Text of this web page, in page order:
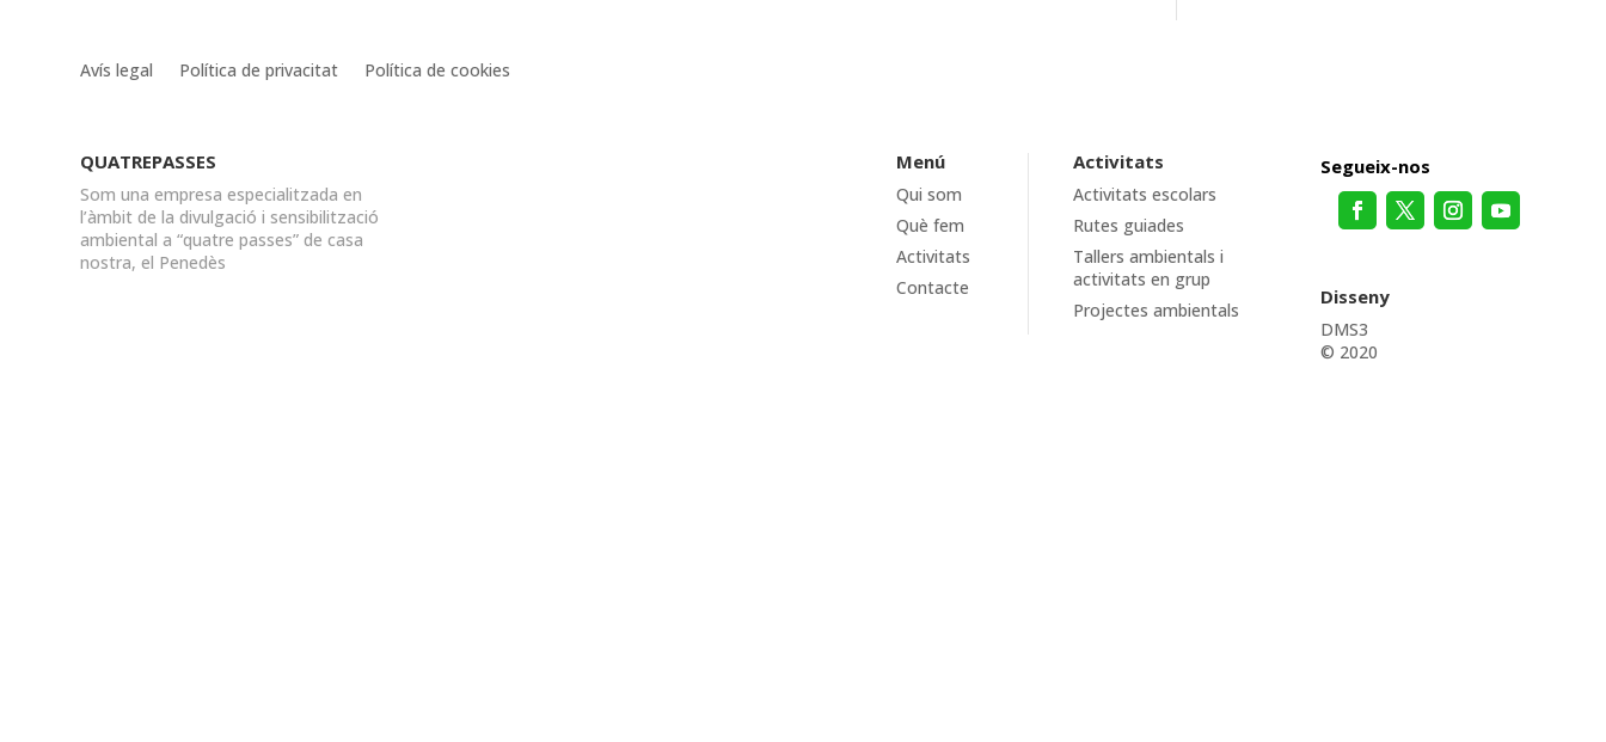
Avís legal Política de privacitat Política de cookies
QUATREPASSES
Som una empresa especialitzada en
l’àmbit de la divulgació i sensibilització
ambiental a “quatre passes” de casa
nostra, el Penedès
Menú
Qui som
Què fem
Activitats
Contacte
Activitats
Activitats escolars
Rutes guiades
Tallers ambientals i
activitats en grup
Projectes ambientals
Segueix-nos
Disseny
DMS3
© 2020